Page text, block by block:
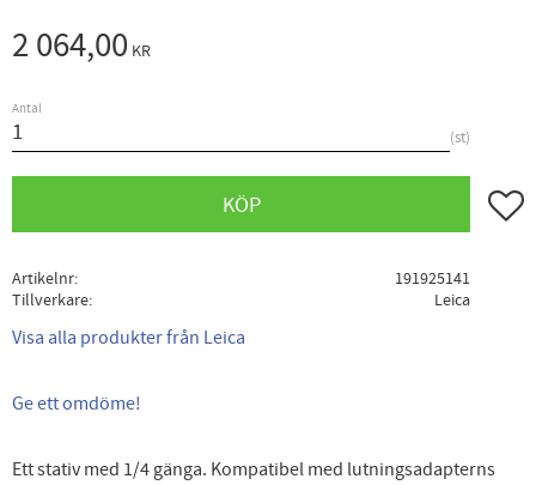
2 064,00 KR
Antal
st
KÖP Lägg
Artikelnr
191925141
Tillverkare
Leica
Visa alla produkter från Leica
Ge ett omdöme!
Ett stativ med 1/4 gänga. Kompatibel med lutningsadapterns